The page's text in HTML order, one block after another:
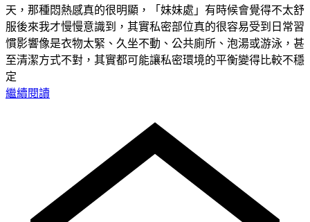
天，那種悶熱感真的很明顯，「妹妹處」有時候會覺得不太舒
服後來我才慢慢意識到，其實私密部位真的很容易受到日常習
慣影響像是衣物太緊、久坐不動、公共廁所、泡湯或游泳，甚
至清潔方式不對，其實都可能讓私密環境的平衡變得比較不穩
定
繼續閱讀